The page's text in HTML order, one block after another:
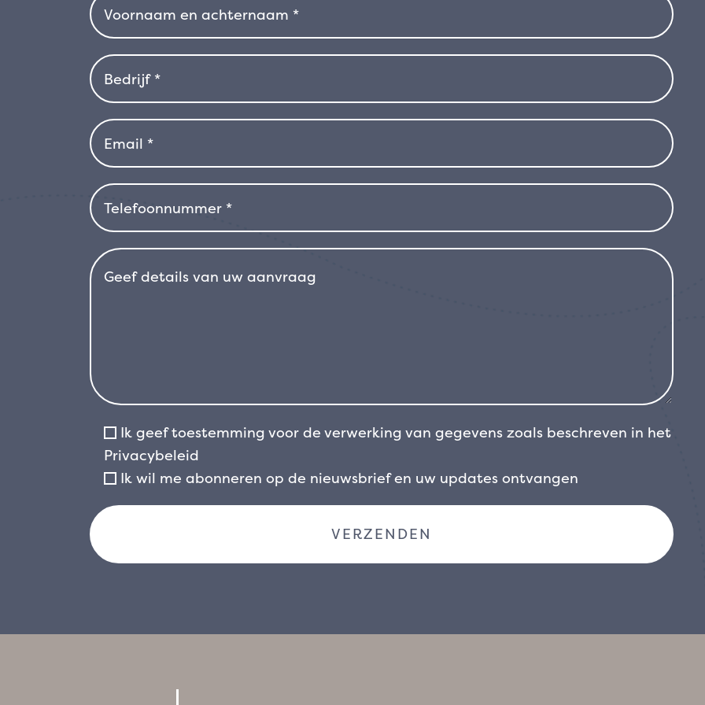
wind, zout en droogte, waardoor hij ideaal is voor tuinen aan de kust of in barre
omstandigheden. Hoewel hij relatief lage temperaturen verdraagt, is het
raadzaam hem te beschermen in gebieden met langdurige vorst of hem in een pot
te kweken voor beschutting tijdens de koudste maanden.
tenax ‘Red’ een perfecte plant voor wie op zoek is naar een onderscheidende en
karakteristieke tuindecoratie die zowel moderne als meer natuurlijke tuinen kan
verfraaien.
Ik geef toestemming voor de verwerking van gegevens zoals beschreven in het
Privacybeleid
Ik wil me abonneren op de nieuwsbrief en uw updates ontvangen